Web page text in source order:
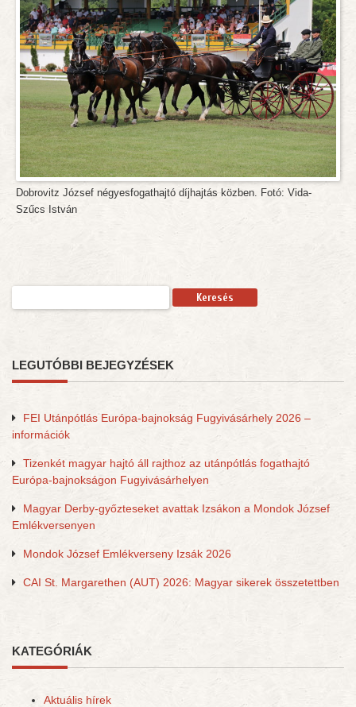
Dobrovitz József négyesfogathajtó díjhajtás közben. Fotó: Vida-
Szűcs István
LEGUTÓBBI BEJEGYZÉSEK
FEI Utánpótlás Európa-bajnokság Fugyivásárhely 2026 –
információk
Tizenkét magyar hajtó áll rajthoz az utánpótlás fogathajtó
Európa-bajnokságon Fugyivásárhelyen
Magyar Derby-győzteseket avattak Izsákon a Mondok József
Emlékversenyen
Mondok József Emlékverseny Izsák 2026
CAI St. Margarethen (AUT) 2026: Magyar sikerek összetettben
KATEGÓRIÁK
Aktuális hírek